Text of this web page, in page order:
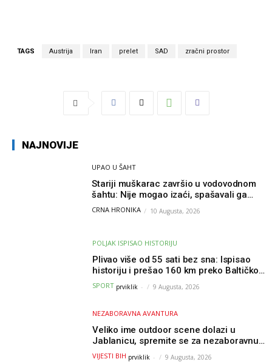
TAGS Austrija Iran prelet SAD zračni prostor
NAJNOVIJE
UPAO U ŠAHT
Stariji muškarac završio u vodovodnom
šahtu: Nije mogao izaći, spašavali ga
vatrogasci
CRNA HRONIKA 10 Augusta, 2026
POLJAK ISPISAO HISTORIJU
Plivao više od 55 sati bez sna: Ispisao
historiju i prešao 160 km preko Baltičkog
mora – a podvig posvetio djeci oboljeloj
od raka
SPORT prviklik - 9 Augusta, 2026
NEZABORAVNA AVANTURA
Veliko ime outdoor scene dolazi u
Jablanicu, spremite se za nezaboravnu
avanturu (VIDEO) !
VIJESTI BIH prviklik - 9 Augusta, 2026